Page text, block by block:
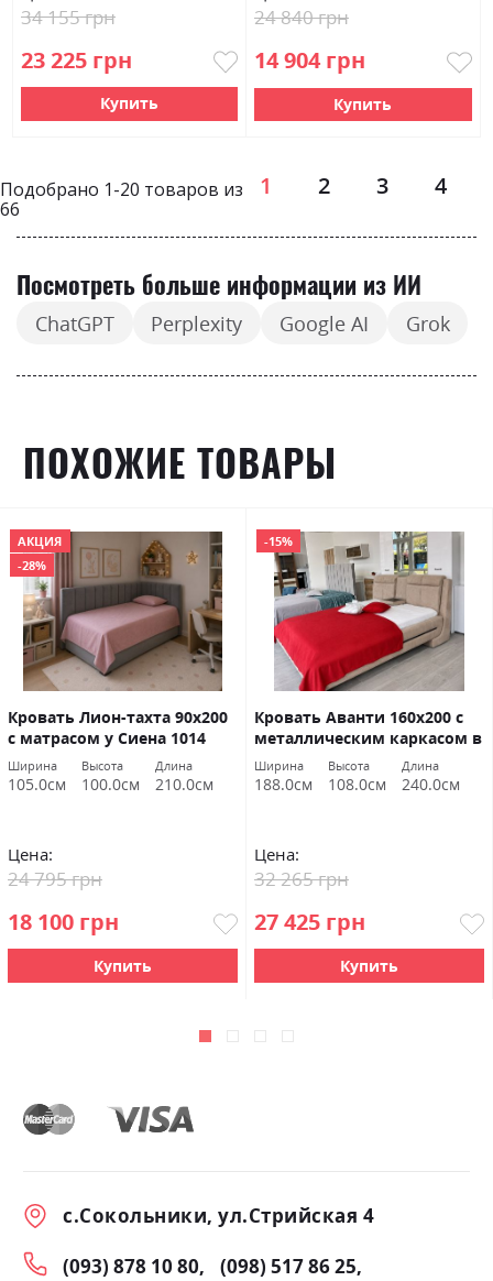
23 225 грн
34 155 грн
Купить
14 904 грн
24 840 грн
Купить
Подобрано 1-20 товаров из
66
Страница
1 2 3 4
Посмотреть больше информации из ИИ
ChatGPT Perplexity Google AI Grok
ПОХОЖИЕ ТОВАРЫ
АКЦИЯ
-28%
Кровать Лион-тахта 90х200
с матрасом у Сиена 1014
ВНД Луцк Акція
Ширина
105.0см
Высота
100.0см
Длина
210.0см
Цена:
18 100 грн
24 795 грн
Купить
-15%
Кровать Аванти 160х200 с
металлическим каркасом в
Гранд Латте ВНД Луцк
Акція
Ширина
188.0см
Высота
108.0см
Длина
240.0см
Цена:
27 425 грн
32 265 грн
Купить
с.Сокольники, ул.Стрийская 4
(093) 878 10 80
(098) 517 86 25